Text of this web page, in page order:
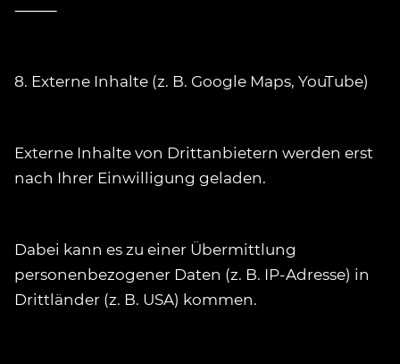
⸻
8. Externe Inhalte (z. B. Google Maps, YouTube)
Externe Inhalte von Drittanbietern werden erst
nach Ihrer Einwilligung geladen.
Dabei kann es zu einer Übermittlung
personenbezogener Daten (z. B. IP-Adresse) in
Drittländer (z. B. USA) kommen.